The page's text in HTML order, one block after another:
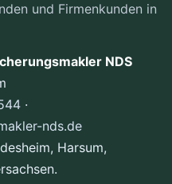
und Firmenkunden in
NDS
·
nds.de
Harsum,